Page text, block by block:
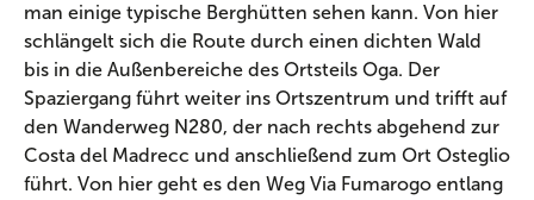
man einige typische Berghütten sehen kann. Von hier
schlängelt sich die Route durch einen dichten Wald
bis in die Außenbereiche des Ortsteils Oga. Der
Spaziergang führt weiter ins Ortszentrum und trifft auf
den Wanderweg N280, der nach rechts abgehend zur
Costa del Madrecc und anschließend zum Ort Osteglio
führt. Von hier geht es den Weg Via Fumarogo entlang